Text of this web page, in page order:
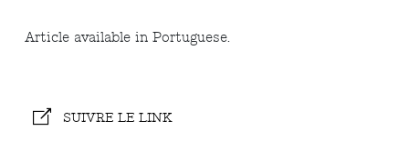
Article available in Portuguese.
SUIVRE LE LINK